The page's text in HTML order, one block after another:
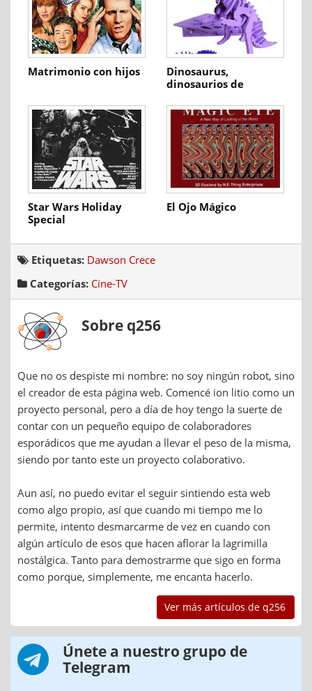
Matrimonio con hijos
Dinosaurus,
dinosaurios de
Star Wars Holiday
Special
El Ojo Mágico
Etiquetas: Dawson Crece
Categorías: Cine-TV
Sobre q256
Que no os despiste mi nombre: no soy ningún robot, sino
el creador de esta página web. Comencé ion litio como un
proyecto personal, pero a día de hoy tengo la suerte de
contar con un pequeño equipo de colaboradores
esporádicos que me ayudan a llevar el peso de la misma,
siendo por tanto este un proyecto colaborativo.
Aun así, no puedo evitar el seguir sintiendo esta web
como algo propio, así que cuando mi tiempo me lo
permite, intento desmarcarme de vez en cuando con
algún artículo de esos que hacen aflorar la lagrimilla
nostálgica. Tanto para demostrarme que sigo en forma
como porque, simplemente, me encanta hacerlo.
Ver más artículos de q256
Únete a nuestro grupo de
Telegram